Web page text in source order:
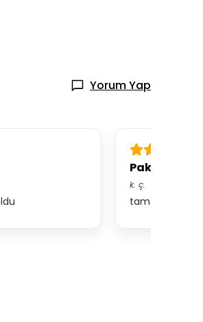
Yorum Yap
Paketleme
k. ç.
tam beden